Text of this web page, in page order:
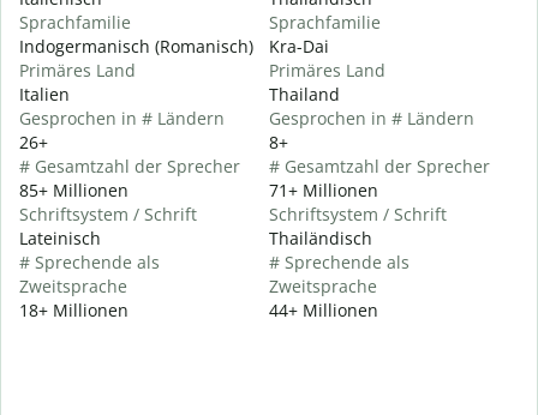
Sprachfamilie
Indogermanisch (Romanisch)
Primäres Land
Italien
Gesprochen in # Ländern
26+
# Gesamtzahl der Sprecher
85+ Millionen
Schriftsystem / Schrift
Lateinisch
# Sprechende als
Zweitsprache
18+ Millionen
Sprachfamilie
Kra-Dai
Primäres Land
Thailand
Gesprochen in # Ländern
8+
# Gesamtzahl der Sprecher
71+ Millionen
Schriftsystem / Schrift
Thailändisch
# Sprechende als
Zweitsprache
44+ Millionen